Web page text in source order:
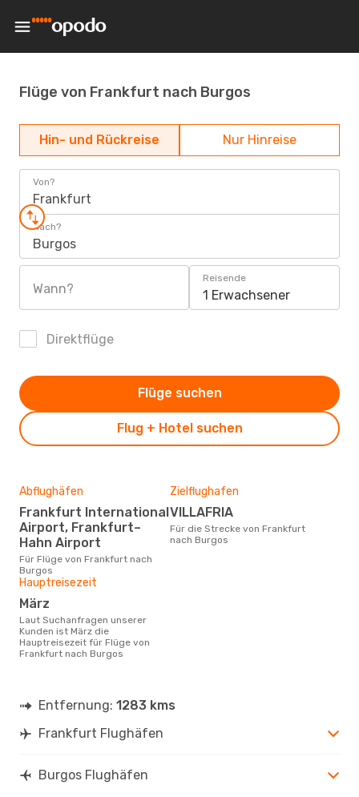
Flüge von Frankfurt nach Burgos
Hin- und Rückreise Nur Hinreise
Von?
Frankfurt
Nach?
Burgos
Wann?
Reisende
1 Erwachsener
Direktflüge
Flug + Hotel suchen
Flüge suchen
Abflughäfen
Frankfurt International
Airport, Frankfurt–
Hahn Airport
Für Flüge von Frankfurt nach
Burgos
Zielflughafen
VILLAFRIA
Für die Strecke von Frankfurt
nach Burgos
Hauptreisezeit
März
Laut Suchanfragen unserer
Kunden ist März die
Hauptreisezeit für Flüge von
Frankfurt nach Burgos
Entfernung: 1283 kms
Frankfurt Flughäfen
Burgos Flughäfen